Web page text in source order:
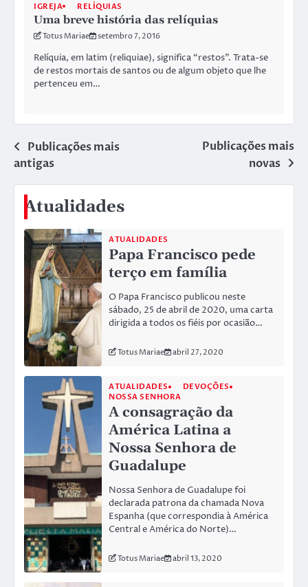
IGREJA RELÍQUIAS
Uma breve história das relíquias
Totus Mariae setembro 7, 2016
Relíquia, em latim (reliquiae), significa “restos”. Trata-se
de restos mortais de santos ou de algum objeto que lhe
pertenceu em…
Navegação
por
posts
Publicações mais
antigas
Publicações mais
novas
Atualidades
ATUALIDADES
Papa Francisco pede
terço em família
O Papa Francisco publicou neste
sábado, 25 de abril de 2020, uma carta
dirigida a todos os fiéis por ocasião…
Totus Mariae abril 27, 2020
ATUALIDADES
DEVOÇÕES
NOSSA SENHORA
A consagração da
América Latina a
Nossa Senhora de
Guadalupe
Nossa Senhora de Guadalupe foi
declarada patrona da chamada Nova
Espanha (que correspondia à América
Central e América do Norte)…
Totus Mariae abril 13, 2020